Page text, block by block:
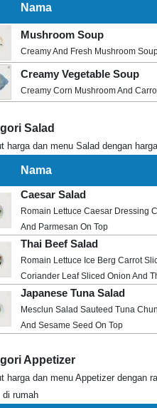
Nama
Mushroom Soup
Creamy And Fresh Mushroom
Creamy Vegetable Soup
Creamy Corn Mushroom And
Salad
harga dan menu Salad dengan
Nama
Caesar Salad
Romain Lettuce Caesar Dressing
And Parmesan On Top
Thai Beef Salad
Romain Lettuce Ice Berg Carrot
Coriander Leaf Sliced Onion And
Japanese Tuna Salad
Mesclun Salad Sauteed Tuna
And Sesame Seed On Top
Appetizer
harga dan menu Appetizer dengan
di rumah